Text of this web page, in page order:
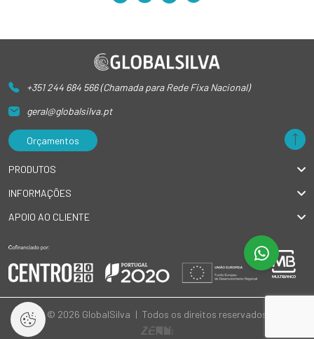
+351 244 684 566 (Chamada para Rede Fixa Nacional)
geral@globalsilva.pt
Orçamentos
PRODUTOS
INFORMAÇÕES
APOIO AO CLIENTE
© 2026 GlobalSilva | Todos os direitos reservados